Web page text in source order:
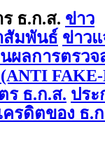
ธ.ก.ส. ข่าว
สัมพันธ์ ข่าว
ผลการตรว
FAKE-
ร ธ.ก.ส. ประ
ครดิตของ ธ.